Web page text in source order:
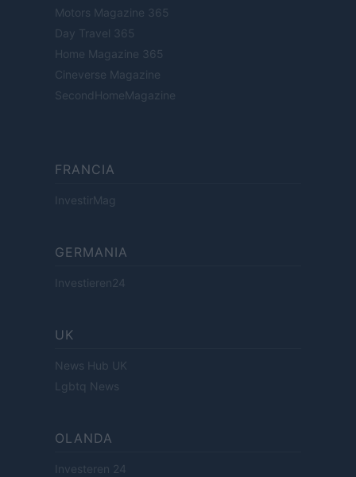
Motors Magazine 365
Day Travel 365
Home Magazine 365
Cineverse Magazine
SecondHomeMagazine
FRANCIA
InvestirMag
GERMANIA
Investieren24
UK
News Hub UK
Lgbtq News
OLANDA
Investeren 24